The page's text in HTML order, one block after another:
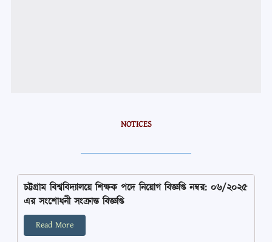
NOTICES
চট্টগ্রাম বিশ্ববিদ্যালয়ে শিক্ষক পদে নিয়োগ বিজ্ঞপ্তি নম্বর: ০৬/২০২৫
এর সংশোধনী সংক্রান্ত বিজ্ঞপ্তি
Read More